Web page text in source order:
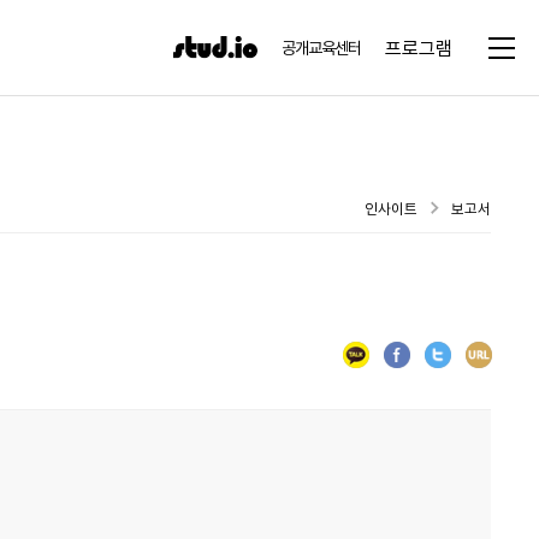
공개교육센터 프로그램
인사이트 보고서